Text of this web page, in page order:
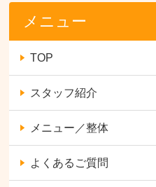
メニュー
TOP
スタッフ紹介
メニュー／整体
よくあるご質問